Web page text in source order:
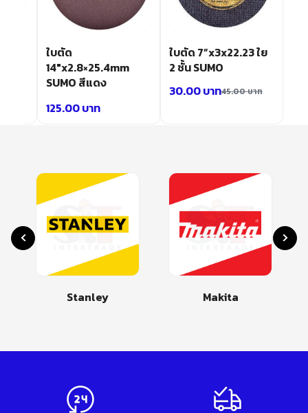
ใบตัด
14″x2.8×25.4mm
SUMO สีแดง
125.00บาท
ใบตัด 7”x3x22.23 ใย
2 ชั้น SUMO
45.00บาท
30.00บาท
Stanley Makita